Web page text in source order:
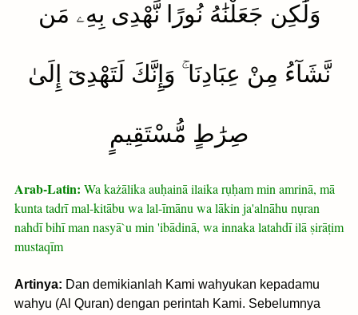
وَلَٰكِن جَعَلْنَٰهُ نُورًا نَّهْدِى بِهِۦ مَن
نَّشَآءُ مِنْ عِبَادِنَا ۚ وَإِنَّكَ لَتَهْدِىٓ إِلَىٰ
صِرَٰطٍ مُّسْتَقِيمٍ
Arab-Latin: Wa każālika auḥainā ilaika rụḥam min amrinā, mā
kunta tadrī mal-kitābu wa lal-īmānu wa lākin ja'alnāhu nụran
nahdī bihī man nasyā`u min 'ibādinā, wa innaka latahdī ilā ṣirāṭim
mustaqīm
Artinya: Dan demikianlah Kami wahyukan kepadamu
wahyu (Al Quran) dengan perintah Kami. Sebelumnya